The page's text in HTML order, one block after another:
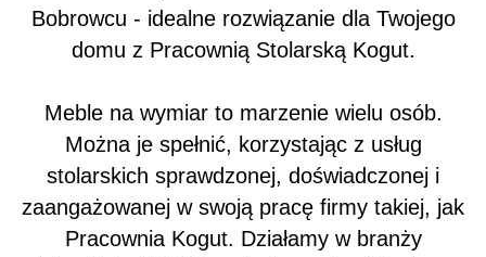
Bobrowcu - idealne rozwiązanie dla Twojego
domu z Pracownią Stolarską Kogut.
Meble na wymiar to marzenie wielu osób.
Można je spełnić, korzystając z usług
stolarskich sprawdzonej, doświadczonej i
zaangażowanej w swoją pracę firmy takiej, jak
Pracownia Kogut. Działamy w branży